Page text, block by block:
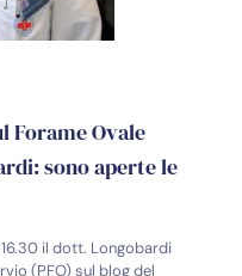
Forame Ovale
sono aperte le
il dott. Longobardi
(PFO) sul blog del